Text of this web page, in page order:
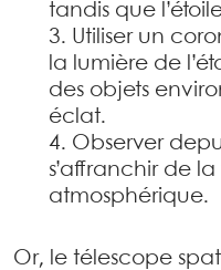
tandis que
Utiliser un
la lumière de
des objets
éclat.
Observer
s’affranchir de
atmosphérique.
Or, le télescope